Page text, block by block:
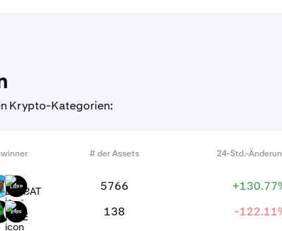
Krypto-Kategorien:
# der Assets 24-Std.-
LARP 5766
REPE 138 -